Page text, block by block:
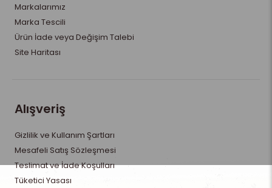
Markalarımız
Marka Tescili
Ürün İade veya Değişim Talebi
Site Haritası
Alışveriş
Gizlilik ve Kullanım Şartları
Mesafeli Satış Sözleşmesi
Teslimat ve İade Koşulları
Tüketici Yasası